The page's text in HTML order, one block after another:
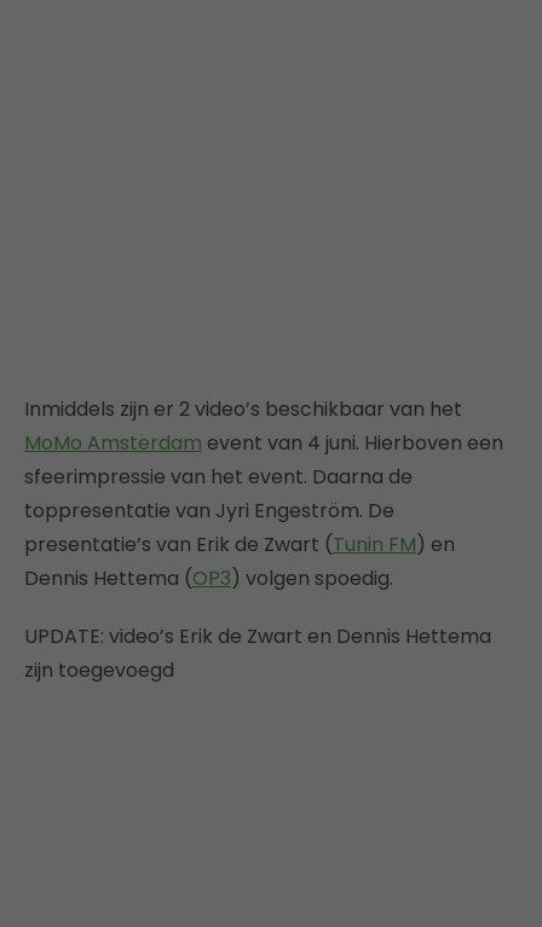
Inmiddels zijn er 2 video’s beschikbaar van het
MoMo Amsterdam event van 4 juni. Hierboven een
sfeerimpressie van het event. Daarna de
toppresentatie van Jyri Engeström. De
presentatie’s van Erik de Zwart (Tunin FM) en
Dennis Hettema (OP3) volgen spoedig.
UPDATE: video’s Erik de Zwart en Dennis Hettema
zijn toegevoegd